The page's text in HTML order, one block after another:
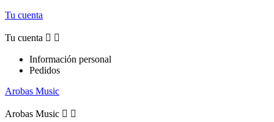
Tu cuenta
Tu cuenta  
Información personal
Pedidos
Arobas Music
Arobas Music  